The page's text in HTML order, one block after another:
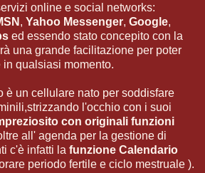
online e social networks:
, Yahoo Messenger, Google,
ed essendo stato concepito con la
una grande facilitazione per poter
qualsiasi momento.
è un cellulare nato per soddisfare
l'occhio con i suoi
con originali funzioni
all' agenda per la gestione di
c'è infatti la funzione Calendario
periodo fertile e ciclo mestruale ).